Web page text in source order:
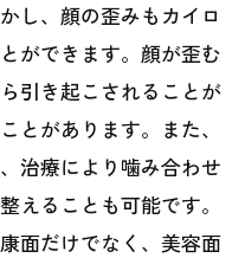
し、顔の歪みもカイロ
ができます。顔が歪む
引き起こされることが
とがあります。また、
治療により噛み合わせ
えることも可能です。
面だけでなく、美容面